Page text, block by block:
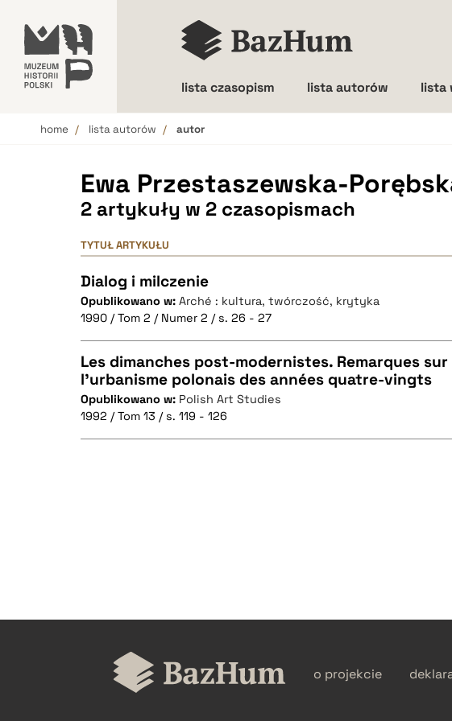
lista czasopism lista autorów lista
home lista autorów autor
Ewa Przestaszewska-
2 artykuły w 2 czasopismach
TYTUŁ ARTYKUŁU
Dialog i milczenie
Opublikowano w: Arché : kultura, twórczość, krytyka
1990 / Tom 2 / Numer 2 / s. 26 - 27
CZYSTY TEKST
Les dimanches post-modernistes. Remarques sur
l'urbanisme polonais des années quatre-vingts
Opublikowano w: Polish Art Studies
1992 / Tom 13 / s. 119 - 126
o projekcie